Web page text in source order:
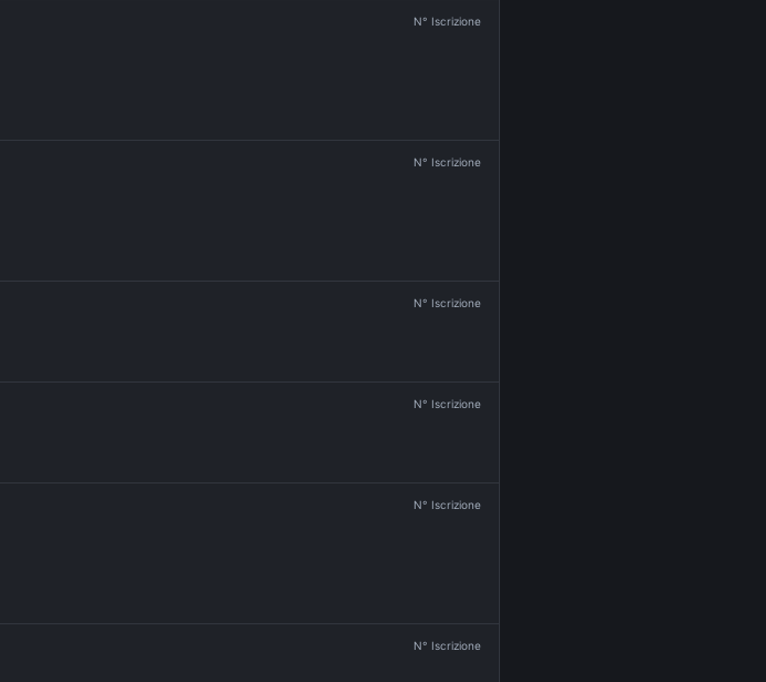
N° Iscrizione
N° Iscrizione
N° Iscrizione
N° Iscrizione
N° Iscrizione
N° Iscrizione